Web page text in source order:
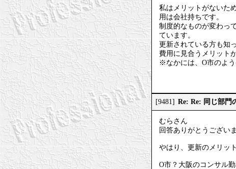
私はメリットがないた
用は会社持ちです。
制度的なものが変わっ
ています。
更新されている方も知
費用に見合うメリット
※なかには、O市のよ
[9481] Re: Re: 同じ部門
むらさん
回答ありがとうございま
やはり、更新のメリッ
O市？大阪のコンサル